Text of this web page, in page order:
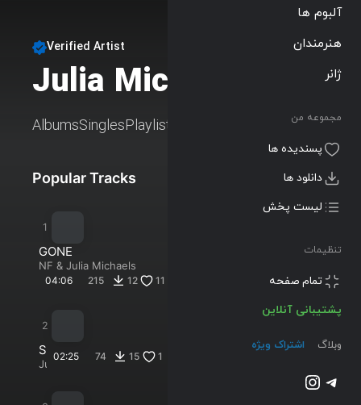
آلبوم ها
هنرمندان
ژانر
مجموعه من
پسندیده ها
دانلود ها
لیست پخش
تنظیمات
پشتیبانی آنلاین
وبلاگ اشتراک ویژه
تلگرام
اینستاگرم
@2023-2026 Musilon
Verified Artist
Julia Michaels
AlbumsSinglesPlaylists
Popular Tracks
GONE
NF & Julia Michaels
04:06 215 12 11
S
c
Julia
02:25 74 15 1